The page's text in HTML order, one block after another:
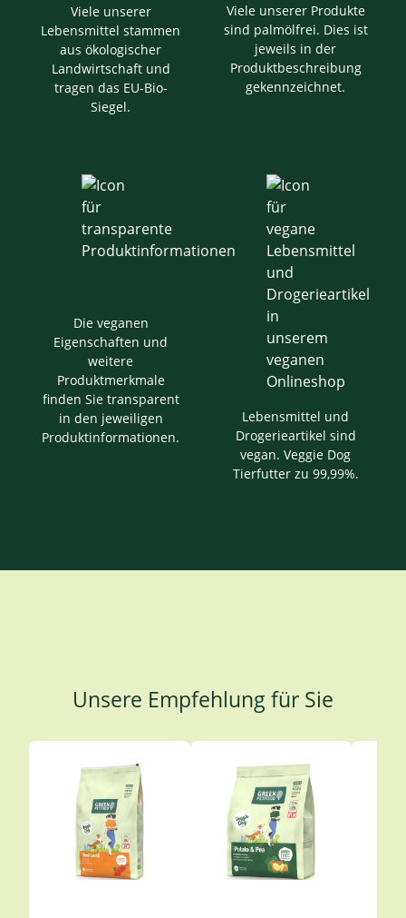
Viele unserer
Lebensmittel stammen
aus ökologischer
Landwirtschaft und
tragen das EU-Bio-
Siegel.
Viele unserer Produkte
sind palmölfrei. Dies ist
jeweils in der
Produktbeschreibung
gekennzeichnet.
Die veganen
Eigenschaften und
weitere
Produktmerkmale
finden Sie transparent
in den jeweiligen
Produktinformationen.
Lebensmittel und
Drogerieartikel sind
vegan. Veggie Dog
Tierfutter zu 99,99%.
Unsere Empfehlung für Sie
Produktgalerie überspringen